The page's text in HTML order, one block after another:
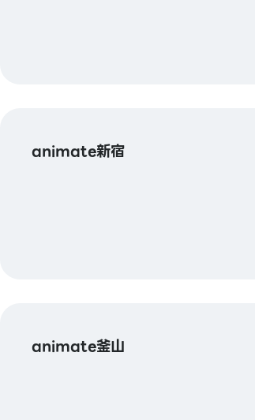
animate新宿
animate釜山